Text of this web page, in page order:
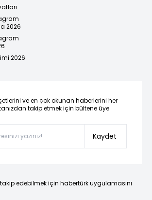
2026
2026
ve en çok okunan haberlerini her
takip etmek için bültene üye
Kaydet
edebilmek için habertürk uygulamasını